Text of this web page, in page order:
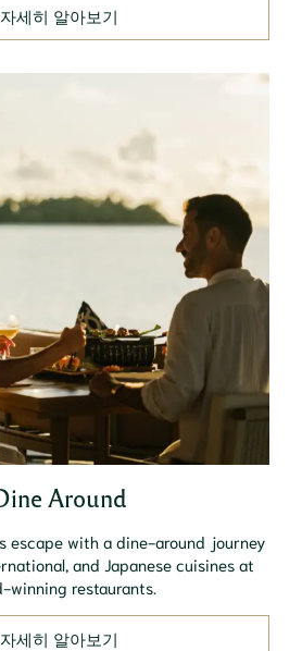
자세히 알아보기
Around
escape with a dine-around journey
and Japanese cuisines at
winning restaurants.
자세히 알아보기